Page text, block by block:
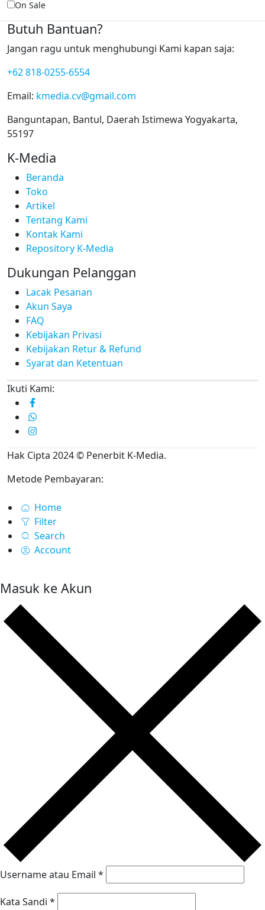
On Sale
Butuh Bantuan?
Jangan ragu untuk menghubungi Kami kapan saja:
+62 818-0255-6554
Email: kmedia.cv@gmail.com
Banguntapan, Bantul, Daerah Istimewa Yogyakarta,
55197
K-Media
Beranda
Toko
Artikel
Tentang Kami
Kontak Kami
Repository K-Media
Dukungan Pelanggan
Lacak Pesanan
Akun Saya
FAQ
Kebijakan Privasi
Kebijakan Retur & Refund
Syarat dan Ketentuan
Ikuti Kami:
Hak Cipta 2024 © Penerbit K-Media.
Metode Pembayaran:
Home
Filter
Search
Account
Masuk ke Akun
Username atau Email *
Kata Sandi *